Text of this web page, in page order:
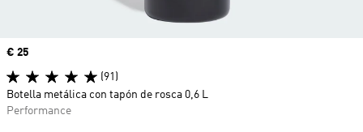
Precio
€ 25
(91)
Botella metálica con tapón de rosca 0,6 L
Performance